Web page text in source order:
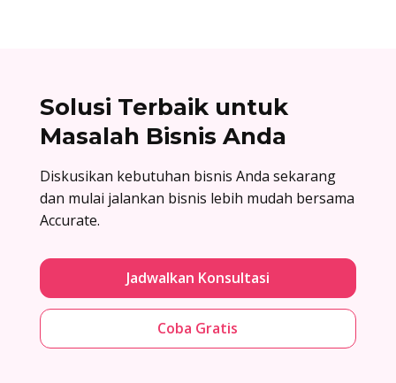
Solusi Terbaik untuk
Masalah Bisnis Anda
Diskusikan kebutuhan bisnis Anda sekarang
dan mulai jalankan bisnis lebih mudah bersama
Accurate.
Jadwalkan Konsultasi
Coba Gratis